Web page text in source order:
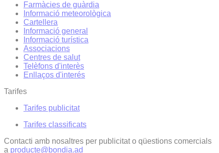
Farmàcies de guàrdia
Informació meteorològica
Cartellera
Informació general
Informació turística
Associacions
Centres de salut
Telèfons d'interès
Enllaços d'interés
Tarifes
Tarifes publicitat
Tarifes classificats
Contacti amb nosaltres per publicitat o qüestions comercials
a producte@bondia.ad